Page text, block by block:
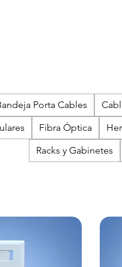
Porta Cables
Fibra Óptica
Racks y Gabinetes